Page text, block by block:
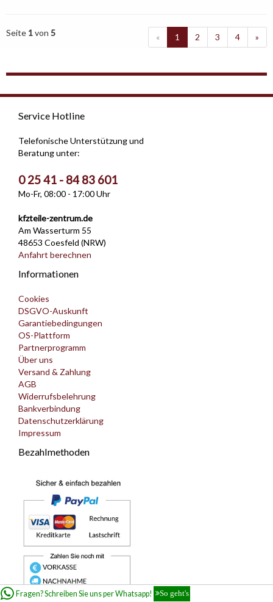
Seite 1von 5 « 1 2 3 4 »
Service Hotline
Telefonische Unterstützung und
Beratung unter:
0 25 41 - 84 83 601
Mo-Fr, 08:00 - 17:00 Uhr
kfzteile-zentrum.de
Am Wasserturm 55
48653 Coesfeld (NRW)
Anfahrt berechnen
Informationen
Cookies
DSGVO-Auskunft
Garantiebedingungen
OS-Plattform
Partnerprogramm
Über uns
Versand & Zahlung
AGB
Widerrufsbelehrung
Bankverbindung
Datenschutzerklärung
Impressum
Bezahlmethoden
Fragen? Schreiben Sie uns per Whatsapp! So geht's